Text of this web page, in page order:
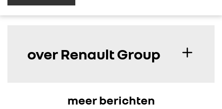
over Renault Group
meer berichten